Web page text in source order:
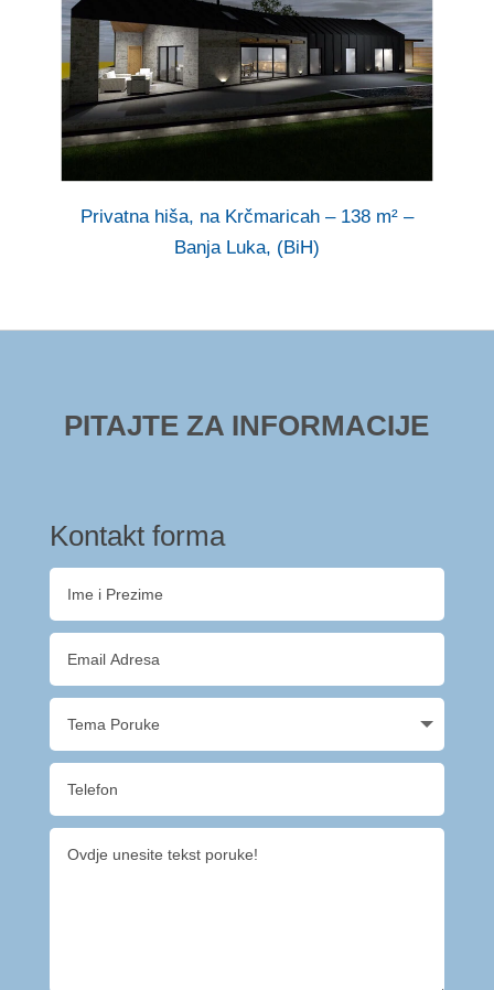
Privatna hiša, na Krčmaricah – 138 m² –
Banja Luka, (BiH)
PITAJTE ZA INFORMACIJE
Kontakt forma